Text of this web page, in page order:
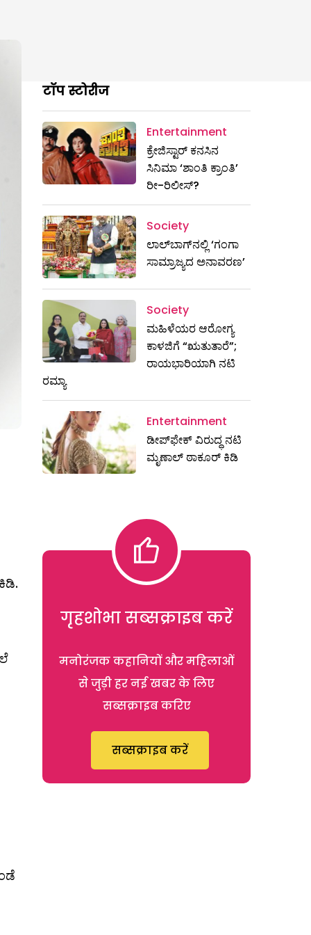
टॉप स्टोरीज
Entertainment
ಕ್ರೇಜಿಸ್ಟಾರ್ ಕನಸಿನ
ಸಿನಿಮಾ ‘ಶಾಂತಿ ಕ್ರಾಂತಿ’
ರೀ-ರಿಲೀಸ್?
Society
ಲಾಲ್‌ಬಾಗ್‌ನಲ್ಲಿ ‘ಗಂಗಾ
ಸಾಮ್ರಾಜ್ಯದ ಅನಾವರಣ’
Society
ಮಹಿಳೆಯರ ಆರೋಗ್ಯ
ಕಾಳಜಿಗೆ “ಋತುತಾರೆ”;
ರಾಯಭಾರಿಯಾಗಿ ನಟಿ
ರಮ್ಯಾ
Entertainment
ಡೀಪ್‌ಫೇಕ್ ವಿರುದ್ಧ ನಟಿ
ಮೃಣಾಲ್ ಠಾಕೂರ್ ಕಿಡಿ
गृहशोभा सब्सक्राइब करें
मनोरंजक कहानियों और महिलाओं
से जुड़ी हर नई खबर के लिए
सब्सक्राइब करिए
सब्सक्राइब करें